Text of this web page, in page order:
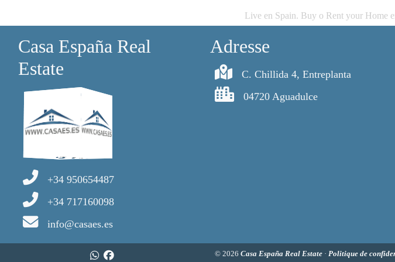
Live en Spain. Buy o Rent your Home
Casa España Real
Estate
+34 950654487
+34 717160098
info@casaes.es
Adresse
C. Chillida 4, Entreplanta
04720 Aguadulce
© 2026 Casa España Real Estate · Politique de